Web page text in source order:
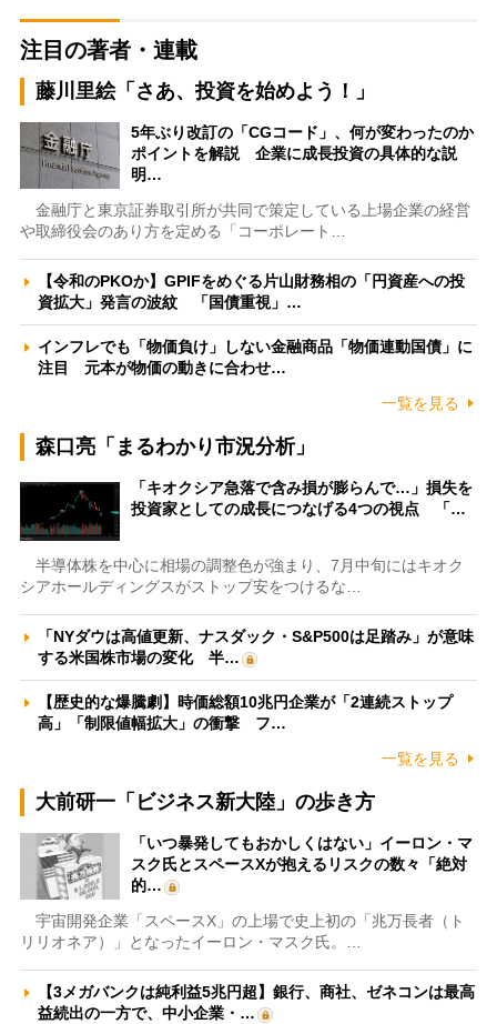
注目の著者・連載
藤川里絵「さあ、投資を始めよう！」
5年ぶり改訂の「CGコード」、何が変わったのか
ポイントを解説 企業に成長投資の具体的な説
明…
金融庁と東京証券取引所が共同で策定している上場企業の経営
や取締役会のあり方を定める「コーポレート…
【令和のPKOか】GPIFをめぐる片山財務相の「円資産への投
資拡大」発言の波紋 「国債重視」…
インフレでも「物価負け」しない金融商品「物価連動国債」に
注目 元本が物価の動きに合わせ…
一覧を見る
森口亮「まるわかり市況分析」
「キオクシア急落で含み損が膨らんで…」損失を
投資家としての成長につなげる4つの視点 「…
半導体株を中心に相場の調整色が強まり、7月中旬にはキオク
シアホールディングスがストップ安をつけるな…
「NYダウは高値更新、ナスダック・S&P500は足踏み」が意味
する米国株市場の変化 半…
【歴史的な爆騰劇】時価総額10兆円企業が「2連続ストップ
高」「制限値幅拡大」の衝撃 フ…
一覧を見る
大前研一「ビジネス新大陸」の歩き方
「いつ暴発してもおかしくはない」イーロン・マ
スク氏とスペースXが抱えるリスクの数々「絶対
的…
宇宙開発企業「スペースX」の上場で史上初の「兆万長者（ト
リリオネア）」となったイーロン・マスク氏。…
【3メガバンクは純利益5兆円超】銀行、商社、ゼネコンは最高
益続出の一方で、中小企業・…